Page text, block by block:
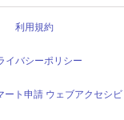
利用規約
イバシーポリシー
ート申請 ウェブアクセシビ